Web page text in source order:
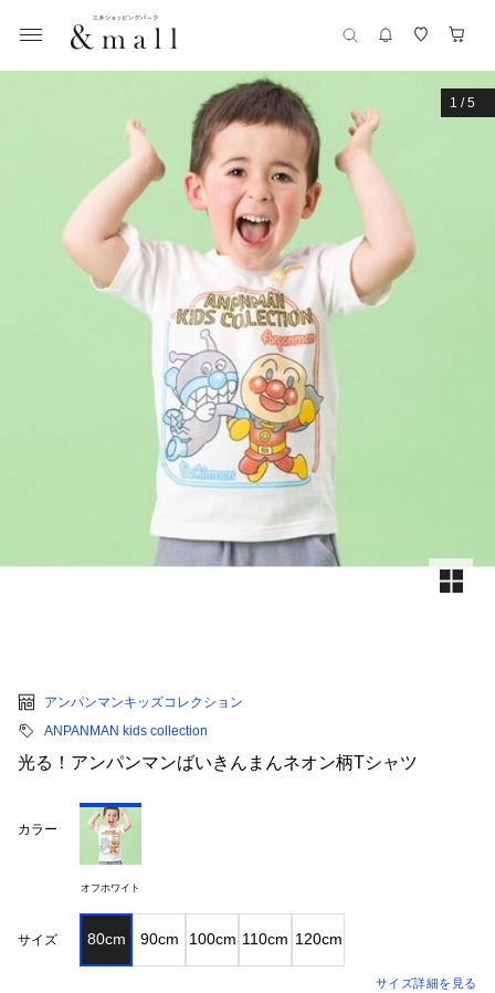
1 /5
アンパンマンキッズコレクション
ANPANMAN kids collection
光る！アンパンマンばいきんまんネオン柄Tシャツ
カラー
オフホワイト
サイズ 80cm 90cm 100cm 110cm 120cm
サイズ詳細を見る